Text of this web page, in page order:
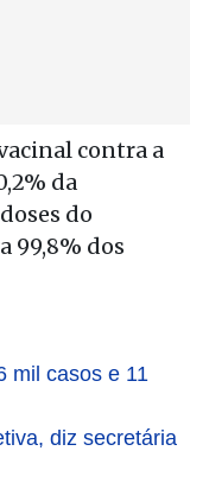
contra a
da
do
99,8% dos
mil casos e 11
diz secretária